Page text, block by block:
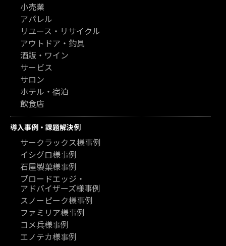
小売業
アパレル
リユース・リサイクル
アウトドア・釣具
酒販・ワイン
サービス
サロン
ホテル・宿泊
飲食店
導入事例・課題解決例
サークラックス様事例
イシグロ様事例
石屋製菓様事例
ブロードエッジ・
アドバイザーズ様事例
スノーピーク様事例
ファミリア様事例
コメ兵様事例
エノテカ様事例